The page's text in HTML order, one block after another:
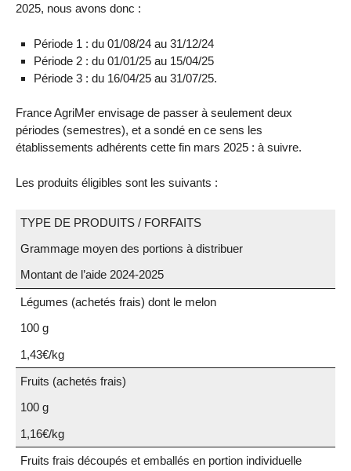
2025, nous avons donc :
Période 1 : du 01/08/24 au 31/12/24
Période 2 : du 01/01/25 au 15/04/25
Période 3 : du 16/04/25 au 31/07/25.
France AgriMer envisage de passer à seulement deux
périodes (semestres), et a sondé en ce sens les
établissements adhérents cette fin mars 2025 : à suivre.
Les produits éligibles sont les suivants :
TYPE DE PRODUITS / FORFAITS
Grammage moyen des portions à distribuer
Montant de l’aide 2024-2025
Légumes (achetés frais) dont le melon
100 g
1,43€/kg
Fruits (achetés frais)
100 g
1,16€/kg
Fruits frais découpés et emballés en portion individuelle